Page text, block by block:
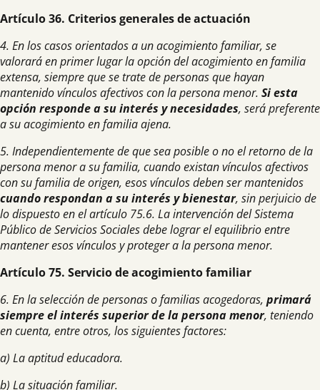
Artículo 36. Criterios generales de actuación
4. En los casos orientados a un acogimiento familiar, se
valorará en primer lugar la opción del acogimiento en familia
extensa, siempre que se trate de personas que hayan
mantenido vínculos afectivos con la persona menor. Si esta
opción responde a su interés y necesidades, será preferente
a su acogimiento en familia ajena.
5. Independientemente de que sea posible o no el retorno de la
persona menor a su familia, cuando existan vínculos afectivos
con su familia de origen, esos vínculos deben ser mantenidos
cuando respondan a su interés y bienestar, sin perjuicio de
lo dispuesto en el artículo 75.6. La intervención del Sistema
Público de Servicios Sociales debe lograr el equilibrio entre
mantener esos vínculos y proteger a la persona menor.
Artículo 75. Servicio de acogimiento familiar
6. En la selección de personas o familias acogedoras, primará
siempre el interés superior de la persona menor, teniendo
en cuenta, entre otros, los siguientes factores:
a) La aptitud educadora.
b) La situación familiar.